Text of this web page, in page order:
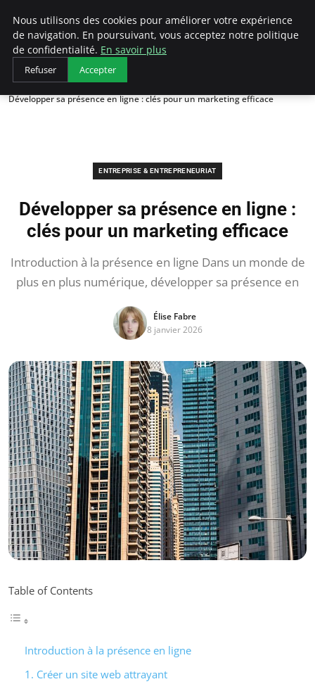
LECFCM
Accueil
Entreprise & Entrepreneuriat
Développer sa présence en ligne : clés pour un marketing efficace
ENTREPRISE & ENTREPRENEURIAT
Développer sa présence en ligne :
clés pour un marketing efficace
Introduction à la présence en ligne Dans un monde de
plus en plus numérique, développer sa présence en
Élise Fabre
8 janvier 2026
Table of Contents
Introduction à la présence en ligne
1. Créer un site web attrayant
Nous utilisons des cookies pour améliorer votre expérience
de navigation. En poursuivant, vous acceptez notre politique
de confidentialité. En savoir plus
Refuser Accepter